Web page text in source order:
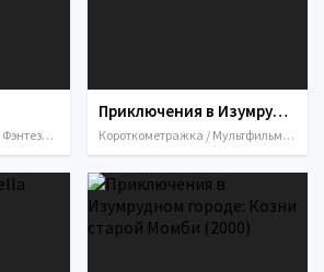
Мультфильмы / Мюзикл / Фэнтези / Россия / 2003
Приключения в Изумрудном городе: Серебряные туфельки (1999)
Короткометражка / Мультфильмы / Приключения / Фэнтези / Россия / 1999